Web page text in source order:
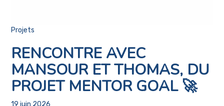
Projets
RENCONTRE AVEC
MANSOUR ET THOMAS, DU
PROJET MENTOR GOAL 🚀
19 juin 2026